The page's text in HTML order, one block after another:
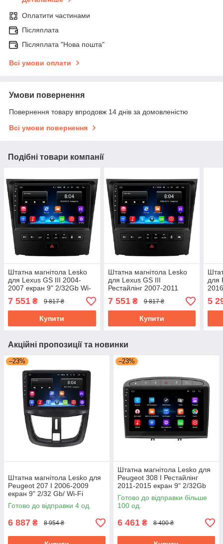
Оплатити частинами
Післяплата
Післяплата "Нова пошта"
Всі умови оплати
Умови повернення
Повернення товару впродовж 14 днів за домовленістю
Всі умови повернення
Подібні товари компанії
Штатна магнітола Lesko
для Lexus GS III 2004-
2007 екран 9" 2/32Gb Wi-
7 551 ₴ 9 817 ₴
Купити
Штатна магнітола Lesko
для Lexus GS III
Рестайлінг 2007-2011
екран 9" 2/32Gb Wi-Fi GPS
Base
7 551₴ 9 817 ₴
Купити
для
5
Акційні пропозиції та новинки
–23%
Штатна магнітола Lesko для
Peugeot 207 I 2006-2009
екран 9" 2/32 Gb/ Wi-Fi
Optima GPS Android Пожо
Готово до відправки 4 од.
6 887 ₴ 8 954 ₴
–23%
Штатна магнітола Lesko для
Peugeot 308 I Рестайлінг
2011-2015 екран 9" 2/32Gb
Grey/Wi-Fi Optima GPS
Android
Готово до відправки більше
100 од.
6 461 ₴ 8 400 ₴